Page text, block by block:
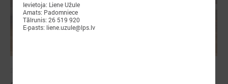
Ievietoja: Liene Užule
Amats: Padomniece
Tālrunis: 26 519 920
E-pasts: liene.uzule@lps.lv